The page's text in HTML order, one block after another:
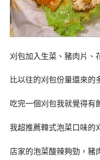
刈包加入生菜、豬肉片、
比以往的刈包份量還來的
吃完一個刈包我就覺得有
我超推薦韓式泡菜口味的
店家的泡菜酸辣夠勁，豬